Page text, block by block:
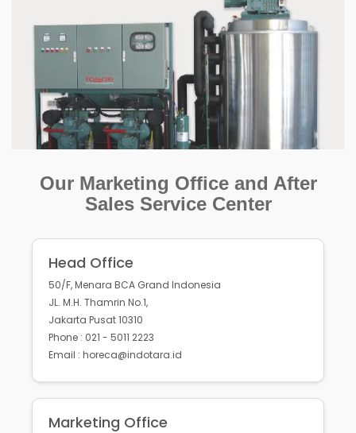
Our Marketing Office and After
Sales Service Center
Head Office
50/F, Menara BCA Grand Indonesia
JL. M.H. Thamrin No.1,
Jakarta Pusat 10310
Phone : 021 - 5011 2223
Email : horeca@indotara.id
Marketing Office